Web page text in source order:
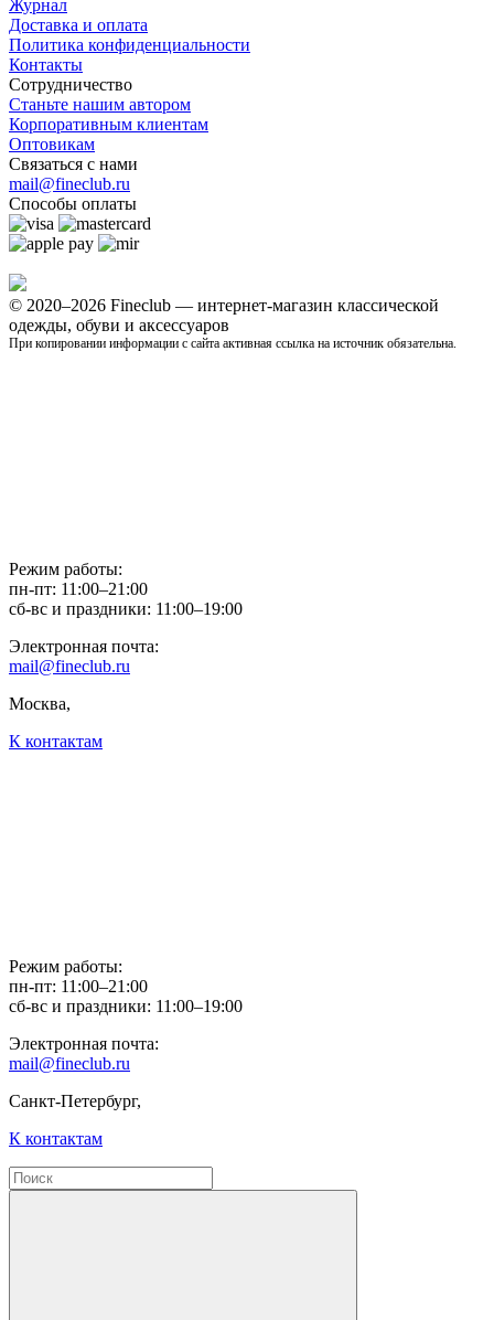
Журнал
Доставка и оплата
Политика конфиденциальности
Контакты
Сотрудничество
Станьте нашим автором
Корпоративным клиентам
Оптовикам
Связаться с нами
mail@fineclub.ru
Способы оплаты
© 2020–2026 Fineclub — интернет-магазин классической
одежды, обуви и аксессуаров
При копировании информации с сайта активная ссылка на источник обязательна.
Режим работы:
пн-пт: 11:00–21:00
сб-вс и праздники: 11:00–19:00
Электронная почта:
mail@fineclub.ru
Москва,
К контактам
Режим работы:
пн-пт: 11:00–21:00
сб-вс и праздники: 11:00–19:00
Электронная почта:
mail@fineclub.ru
Санкт-Петербург,
К контактам